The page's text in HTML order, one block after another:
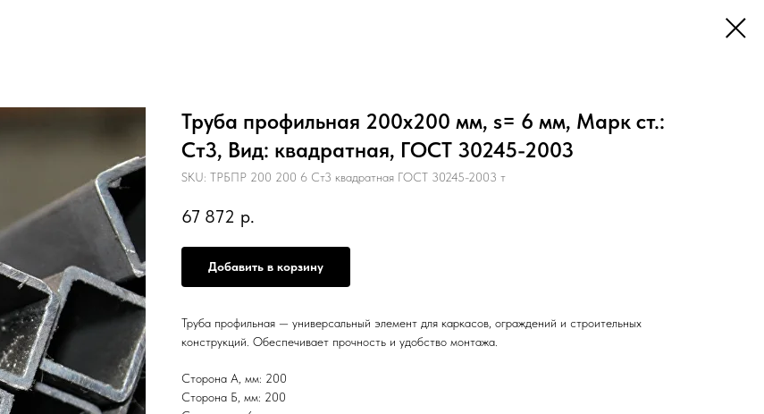
Труба профильная 200х200 мм, s= 6 мм, Марк ст.:
Ст3, Вид: квадратная, ГОСТ 30245-2003
SKU: ТРБПР 200 200 6 Ст3 квадратная ГОСТ 30245-2003 т
67 872 р.
Добавить в корзину
Труба профильная — универсальный элемент для каркасов, ограждений и строительных
конструкций. Обеспечивает прочность и удобство монтажа.
Сторона А, мм: 200
Сторона Б, мм: 200